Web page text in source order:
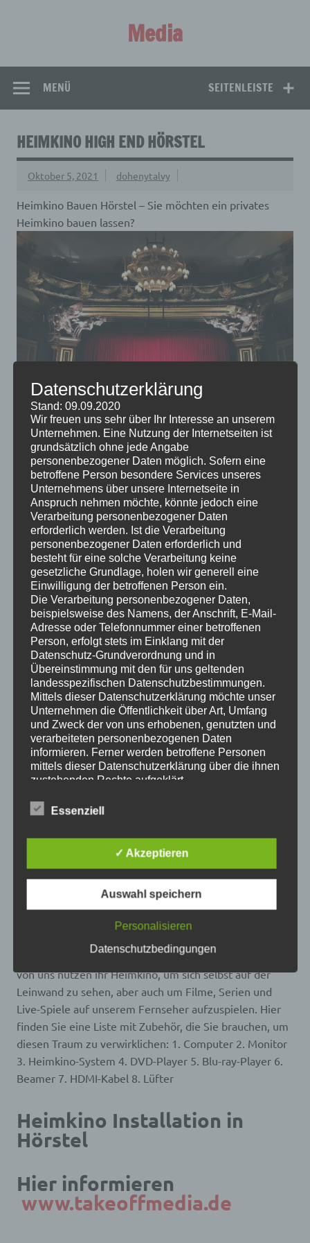
Media
SEITENLEISTE
MENÜ
HEIMKINO HIGH END HÖRSTEL
Oktober 5, 2021 dohenytalvy
Heimkino Bauen Hörstel – Sie möchten ein privates
Heimkino bauen lassen?
Es gibt noch lange kein entscheidendes Argument für
oder gegen das Fernsehen, einige Experten meinen,
dass wir uns anderen Freizeitbeschäftigungen
zuwenden sollten. Wenn Sie Fernsehen noch immer
entspannend finden, könnten Sie sich doch ein eigenes
Heimkino anschaffen.
Hier informieren
Luxus Heimkino Bauen Firma
populärer Trend in unserer modernen, teilweise sehr
digitalen Zeit. In unserem Haus sind die Wände mit
Bildern von Wasserfällen bedeckt, während wir auf
einem Sofa liegen, auf dem Boden liegen blaue
Schatten auf unseren Beinen. Mit Blick auf die Wände
schweben wir in unserem Wohnzimmer – wenn wir
wie die Sterne am Nachthimmel leuchten. Die meisten
von uns nutzen ihr Heimkino, um sich selbst auf der
Leinwand zu sehen, aber auch um Filme, Serien und
Live-Spiele auf unserem Fernseher aufzuspielen. Hier
finden Sie eine Liste mit Zubehör, die Sie brauchen, um
diesen Traum zu verwirklichen: 1. Computer 2. Monitor
3. Heimkino-System 4. DVD-Player 5. Blu-ray-Player 6.
Beamer 7. HDMI-Kabel 8. Lüfter
Heimkino Installation in
Hörstel
Hier informieren
www.takeoffmedia.de
Datenschutzerklärung
Stand: 09.09.2020
Wir freuen uns sehr über Ihr Interesse an unserem
Unternehmen. Eine Nutzung der Internetseiten ist
grundsätzlich ohne jede Angabe
personenbezogener Daten möglich. Sofern eine
betroffene Person besondere Services unseres
Unternehmens über unsere Internetseite in
Anspruch nehmen möchte, könnte jedoch eine
Verarbeitung personenbezogener Daten
erforderlich werden. Ist die Verarbeitung
personenbezogener Daten erforderlich und
besteht für eine solche Verarbeitung keine
gesetzliche Grundlage, holen wir generell eine
Einwilligung der betroffenen Person ein.
Die Verarbeitung personenbezogener Daten,
beispielsweise des Namens, der Anschrift, E-Mail-
Adresse oder Telefonnummer einer betroffenen
Person, erfolgt stets im Einklang mit der
Datenschutz-Grundverordnung und in
Übereinstimmung mit den für uns geltenden
landesspezifischen Datenschutzbestimmungen.
Mittels dieser Datenschutzerklärung möchte unser
Unternehmen die Öffentlichkeit über Art, Umfang
und Zweck der von uns erhobenen, genutzten und
verarbeiteten personenbezogenen Daten
informieren. Ferner werden betroffene Personen
mittels dieser Datenschutzerklärung über die ihnen
zustehenden Rechte aufgeklärt.
zahlreiche technische und organisatorische
lückenlosen Schutz der über diese Internetseite
verarbeiteten personenbezogenen Daten
sicherzustellen. Dennoch können Internetbasierte
Datenübertragungen grundsätzlich
Sicherheitslücken aufweisen, sodass ein absoluter
diesem Grund steht es jeder betroffenen Person
frei, personenbezogene Daten auch auf
alternativen Wegen, beispielsweise telefonisch, an
Begriffsbestimmungen
Die Datenschutzerklärung beruht auf den
Begrifflichkeiten, die durch den Europäischen
Richtlinien- und Verordnungsgeber beim Erlass
der Datenschutz-Grundverordnung (DS-GVO)
verwendet wurden. Unsere Datenschutzerklärung
soll sowohl für die Öffentlichkeit als auch für
gewährleisten, möchten wir vorab die verwendeten
Begrifflichkeiten erläutern.
Wir verwenden in dieser Datenschutzerklärung
a) personenbezogene Daten
Essenziell
✓ Akzeptieren
Auswahl speichern
Personalisieren
Datenschutzbedingungen